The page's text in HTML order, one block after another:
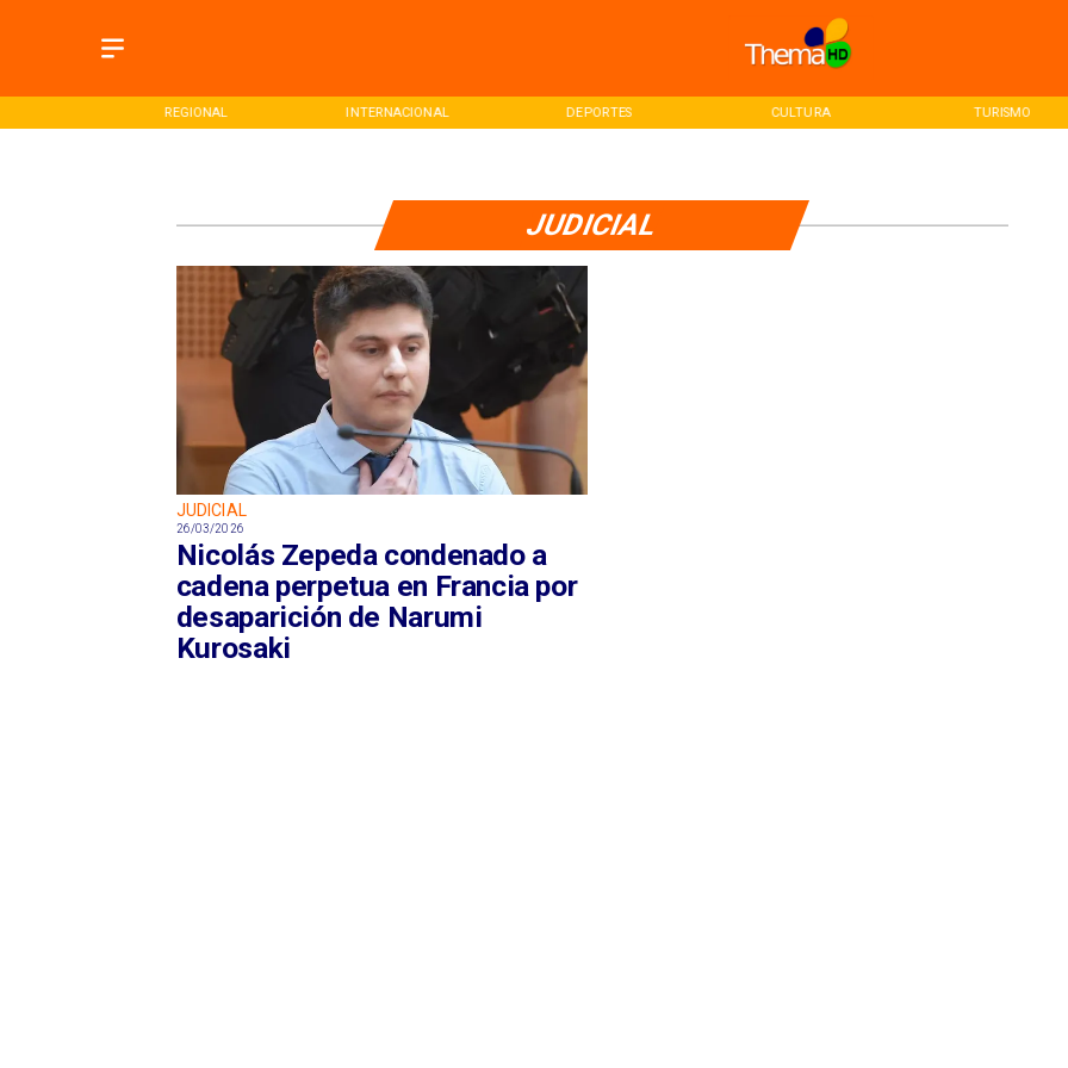
REGIONAL INTERNACIONAL DEPORTES CULTURA TURISMO
JUDICIAL
26/03/2026
Nicolás Zepeda condenado a
cadena perpetua en Francia por
desaparición de Narumi
Kurosaki
JUDICIAL